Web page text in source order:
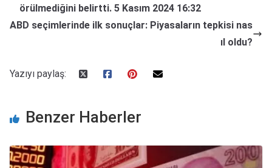
örülmediğini belirtti. 5 Kasım 2024 16:32
ABD seçimlerinde ilk sonuçlar: Piyasaların tepkisi nas
ıl oldu?
Yazıyı paylaş:
Benzer Haberler